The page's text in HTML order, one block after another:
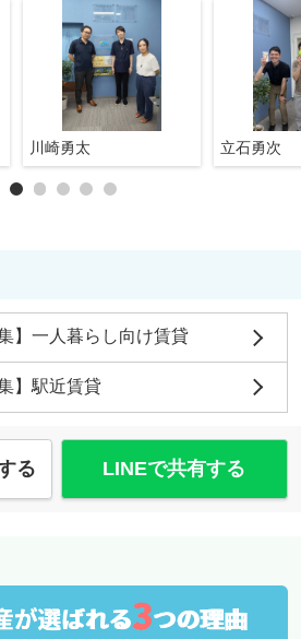
川崎勇太 立石勇次
】一人暮らし向け賃貸
】駅近賃貸
る LINEで共有する
が選ばれる3つの理由